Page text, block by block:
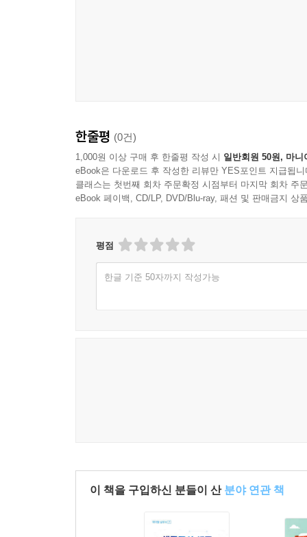
한줄평 (0건)
1,000원 이상 구매 후 한줄평 작성 시 일반회원 50원, 마니
eBook은 다운로드 후 작성한 리뷰만 YES포인트 지급됩니
클래스는 첫번째 회차 주문확정 시점부터 마지막 회차 주
eBook 페이백, CD/LP, DVD/Blu-ray, 패션 및 판매금지 상
평점
한글 기준 50자까지 작성가능
이 책을 구입하신 분들이 산 분야 연관 책